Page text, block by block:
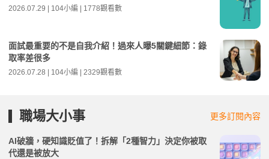
2026.07.29 | 104小編 | 1778觀看數
面試最重要的不是自我介紹！過來人曝5關鍵細節：錄
取率差很多
2026.07.28 | 104小編 | 2329觀看數
職場大小事 更多訂閱內容
AI破牆，硬知識貶值了！拆解「2種智力」決定你被取
代還是被放大